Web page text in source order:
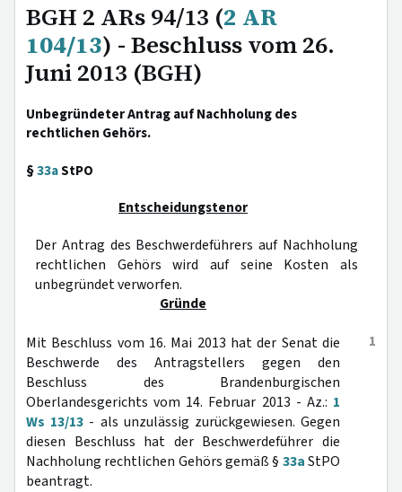
BGH 2 ARs 94/13 (2 AR
104/13) - Beschluss vom 26.
Juni 2013 (BGH)
Unbegründeter Antrag auf Nachholung des
rechtlichen Gehörs.
§33aStPO
Entscheidungstenor
Der Antrag des Beschwerdeführers auf Nachholung
rechtlichen Gehörs wird auf seine Kosten als
unbegründet verworfen.
Gründe
1
Mit Beschluss vom 16. Mai 2013 hat der Senat die
Beschwerde des Antragstellers gegen den
Beschluss des Brandenburgischen
Oberlandesgerichts vom 14. Februar 2013 - Az.: 1
Ws 13/13 - als unzulässig zurückgewiesen. Gegen
diesen Beschluss hat der Beschwerdeführer die
Nachholung rechtlichen Gehörs gemäß § 33aStPO
beantragt.